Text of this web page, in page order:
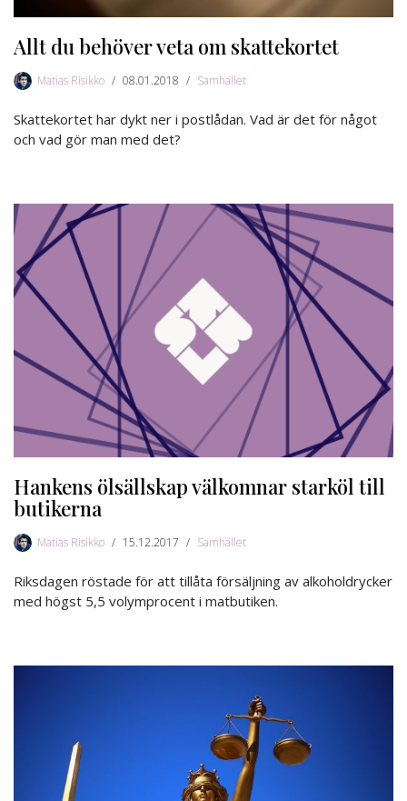
Allt du behöver veta om skattekortet
Matias Risikko 08.01.2018 Samhället
Skattekortet har dykt ner i postlådan. Vad är det för något
och vad gör man med det?
Hankens ölsällskap välkomnar starköl till
butikerna
Matias Risikko 15.12.2017 Samhället
Riksdagen röstade för att tillåta försäljning av alkoholdrycker
med högst 5,5 volymprocent i matbutiken.